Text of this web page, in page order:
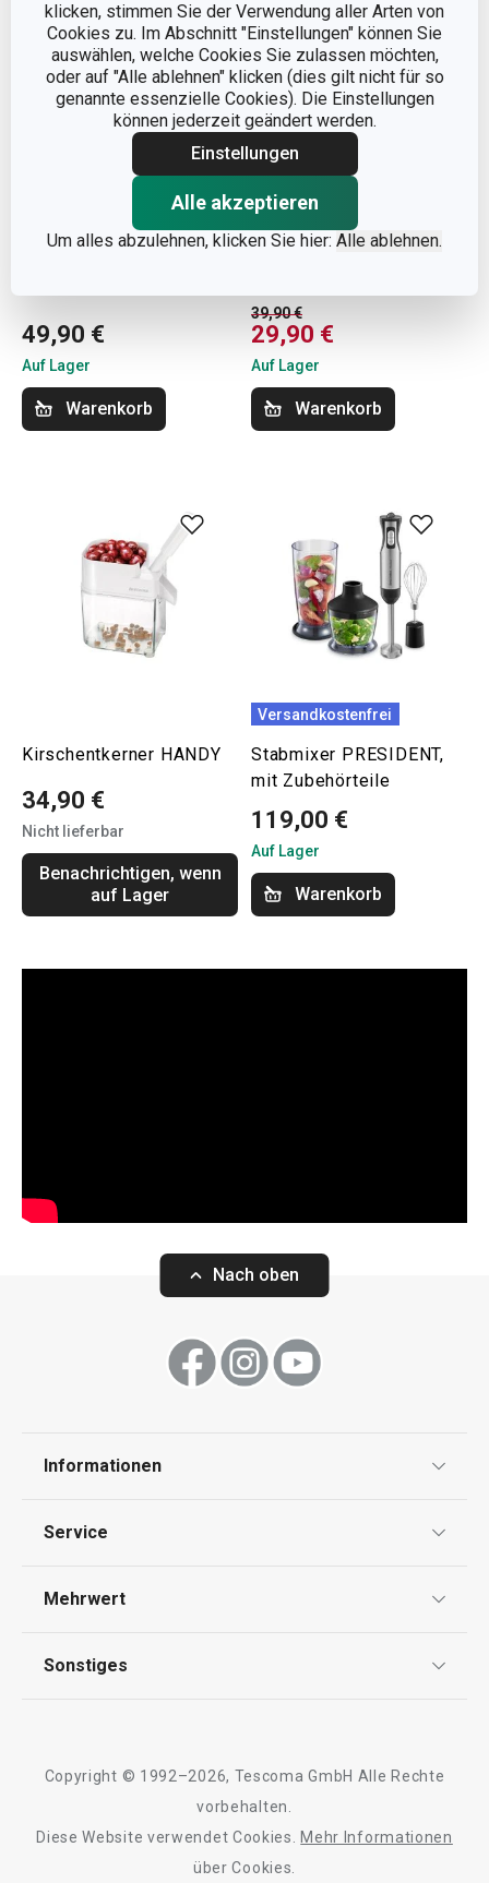
klicken, stimmen Sie der Verwendung aller Arten von
Cookies zu. Im Abschnitt "Einstellungen" können Sie
auswählen, welche Cookies Sie zulassen möchten,
oder auf "Alle ablehnen" klicken (dies gilt nicht für so
genannte essenzielle Cookies). Die Einstellungen
können jederzeit geändert werden.
Einstellungen
Alle akzeptieren
Um alles abzulehnen, klicken Sie hier: Alle ablehnen.
Mohnmühle HANDY
49,90 €
Auf Lager
Warenkorb
-25 %
Rechteckige Gratinform
39,90 €
29,90 €
Auf Lager
Warenkorb
Kirschentkerner HANDY
34,90 €
Nicht lieferbar
Benachrichtigen, wenn
auf Lager
Versandkostenfrei
Stabmixer PRESIDENT,
mit Zubehörteile
119,00 €
Auf Lager
Warenkorb
Nach oben
Informationen
Impressum
Service
Kontaktformular
Mehrwert
Qualität
Sonstiges
Copyright © 1992–2026, Tescoma GmbH Alle Rechte
vorbehalten.
Diese Website verwendet Cookies. Mehr Informationen
über Cookies.